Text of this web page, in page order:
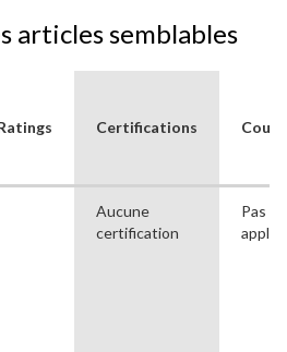
articles semblables
Certifications
Aucune
certification
Pas